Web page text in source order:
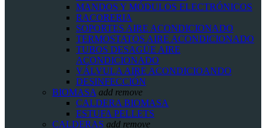
MANDOS Y MÓDULOS ELECTRÓNICOS
RACORERIA
SOPORTES AIRE ACONDICIONADO
TERMOSTATOS AIRE ACONDICIONADO
TUBOS DESAGÜE AIRE
ACONDICIONADO
VÁLVULA AIRE ACONDICIOANDO
DESINFECCIÓN
BIOMASA add remove
CALDERA BIOMASA
ESTUFA PELLETS
CALDERAS add remove